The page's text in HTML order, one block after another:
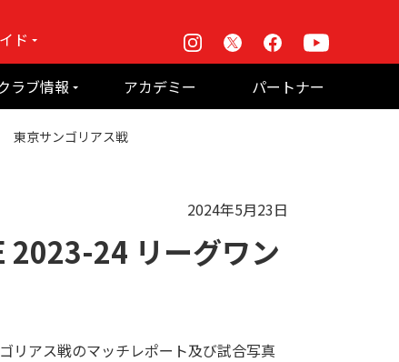
ド
Instagram Facebook
ラブ情報
アカデミー パートナー
東京サンゴリアス戦
2024年5月23日
2023-24 リーグワン
リアス戦のマッチレポート及び試合写真